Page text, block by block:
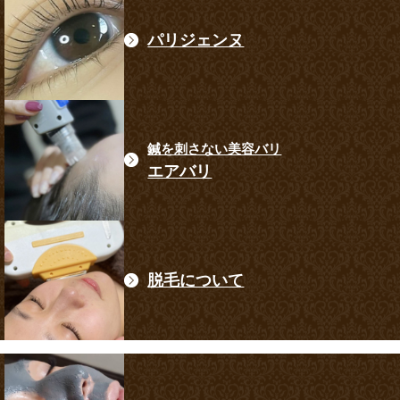
パリジェンヌ
鍼を刺さない美容バリ
エアバリ
脱毛について